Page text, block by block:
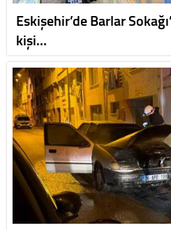
Eskişehir’de Barlar
kişi…